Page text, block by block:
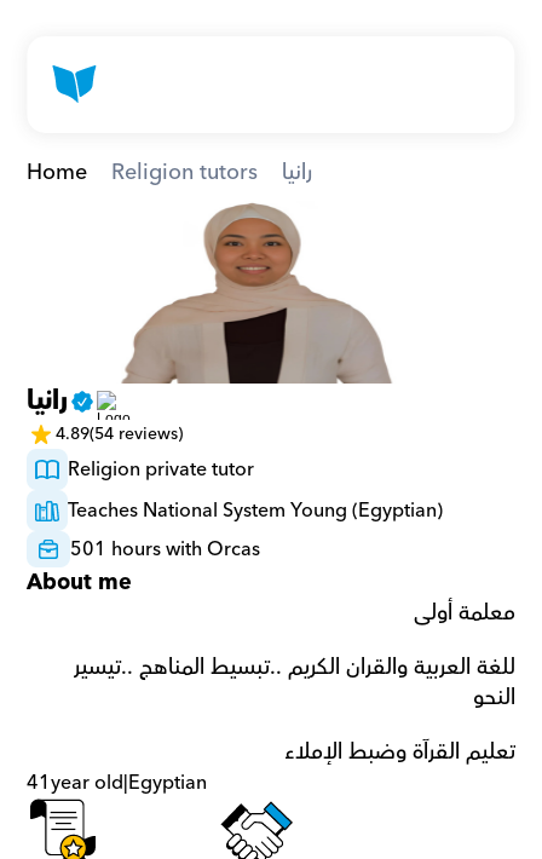
Home Religion tutors رانيا
رانيا
4.89(54 reviews)
Religion private tutor
Teaches National System Young (Egyptian)
501 hours with Orcas
About me
معلمة أولى
النحو
تعليم القرآة وضبط الإملاء
41year old|Egyptian